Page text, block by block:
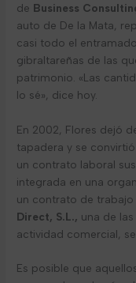
de Business
auto de De la Mata,
casi todo el
gibraltareñas de las
patrimonio. «Las
lo sé», dice hoy.
En 2002, Flores dejó
tapadera y se
un contrato laboral
integrada en una
un contrato de
Direct, S.L., una de
actividad comercial,
Es posible que